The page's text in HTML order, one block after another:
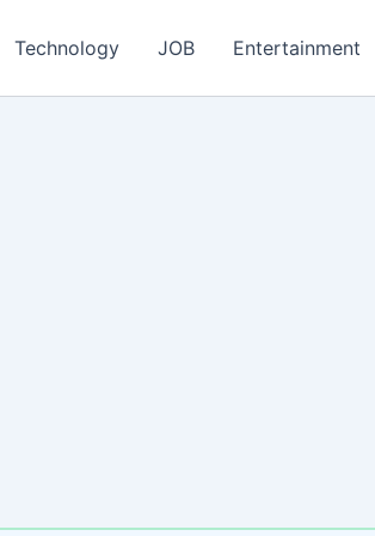
Technology JOB Entertainment